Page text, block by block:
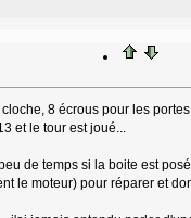
8 écrous pour les
et le tour est joué...
de temps si la boite est
le moteur) pour réparer et